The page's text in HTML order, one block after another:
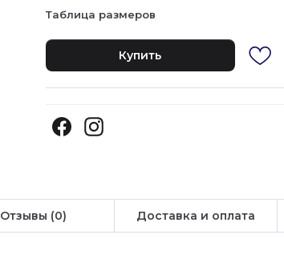
Таблица размеров
Купить
Отзывы (0) Доставка и оплата